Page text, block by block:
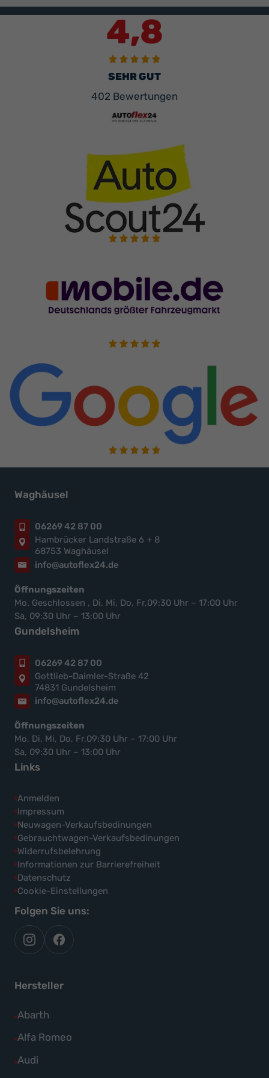
4,8
SEHR GUT
402 Bewertungen
Waghäusel
06269 42 87 00
Hambrücker Landstraße 6 + 8
68753 Waghäusel
info@autoflex24.de
Öffnungszeiten
Mo. Geschlossen , Di, Mi, Do, Fr,09:30 Uhr – 17:00 Uhr
Sa, 09:30 Uhr – 13:00 Uhr
Gundelsheim
06269 42 87 00
Gottlieb-Daimler-Straße 42
74831 Gundelsheim
info@autoflex24.de
Öffnungszeiten
Mo, Di, Mi, Do, Fr,09:30 Uhr – 17:00 Uhr
Sa, 09:30 Uhr – 13:00 Uhr
Links
Anmelden
Impressum
Neuwagen-Verkaufsbedinungen
Gebrauchtwagen-Verkaufsbedinungen
Widerrufsbelehrung
Informationen zur Barrierefreiheit
Datenschutz
Cookie-Einstellungen
Folgen Sie uns:
autoflex
auf
autoflex24
auf
Hersteller
Abarth
Alle
Fahrzeuge
Abarth
Alfa Romeo
Alle
Fahrzeuge
Audi
Alle